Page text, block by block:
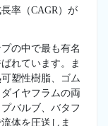
率（CAGR）が
の中で最も有名
れています。ま
塑性樹脂、ゴム
イヤフラムの両
バルブ、バタフ
体を圧送しま